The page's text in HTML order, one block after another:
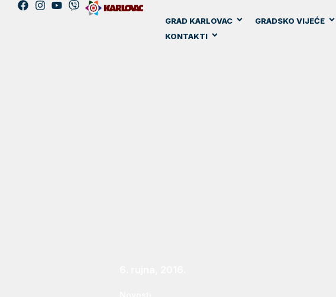
GRAD KARLOVAC GRADSKO VIJEĆE
KONTAKTI